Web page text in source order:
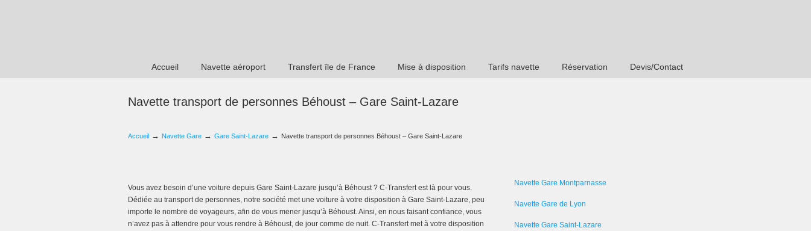
Accueil Navette aéroport Transfert île de France Mise à disposition Tarifs navette Réservation Devis/Contact
Navette transport de personnes Béhoust – Gare Saint-Lazare
Accueil → Navette Gare → Gare Saint-Lazare → Navette transport de personnes Béhoust – Gare Saint-Lazare
Vous avez besoin d’une voiture depuis Gare Saint-Lazare jusqu’à Béhoust ? C-Transfert est là pour vous.
Dédiée au transport de personnes, notre société met une voiture à votre disposition à Gare Saint-Lazare, peu
importe le nombre de voyageurs, afin de vous mener jusqu’à Béhoust. Ainsi, en nous faisant confiance, vous
n’avez pas à attendre pour vous rendre à Béhoust, de jour comme de nuit. C-Transfert met à votre disposition
Navette Gare Montparnasse
Navette Gare de Lyon
Navette Gare Saint-Lazare